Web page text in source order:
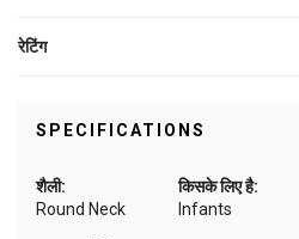
रेटिंग
SPECIFICATIONS
शैली:
Round Neck
किसके लिए है:
Infants